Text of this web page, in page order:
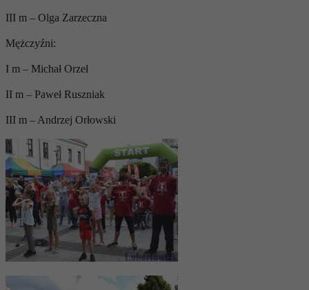
III m – Olga Zarzeczna
Mężczyźni:
I m – Michał Orzeł
II m – Paweł Ruszniak
III m – Andrzej Orłowski